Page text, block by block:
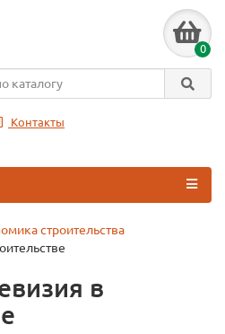
0
Контакты
строительства
в